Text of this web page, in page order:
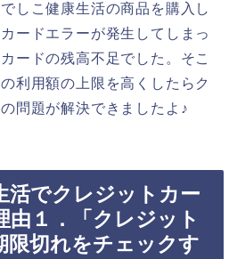
しこ健康生活の商品を購入し
ードエラーが発生してしまっ
ードの残高不足でした。そこ
利用額の上限を高くしたらク
問題が解決できましたよ♪
活でクレジットカー
由１．「クレジット
限切れをチェックす